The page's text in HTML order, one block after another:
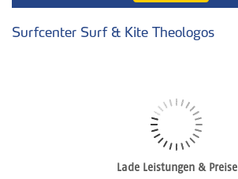
Surfcenter Surf & Kite Theologos
Lade Leistungen & Preise